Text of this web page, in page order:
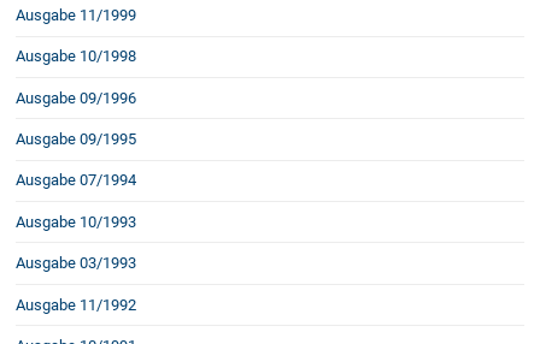
Ausgabe 11/1999
Ausgabe 10/1998
Ausgabe 09/1996
Ausgabe 09/1995
Ausgabe 07/1994
Ausgabe 10/1993
Ausgabe 03/1993
Ausgabe 11/1992